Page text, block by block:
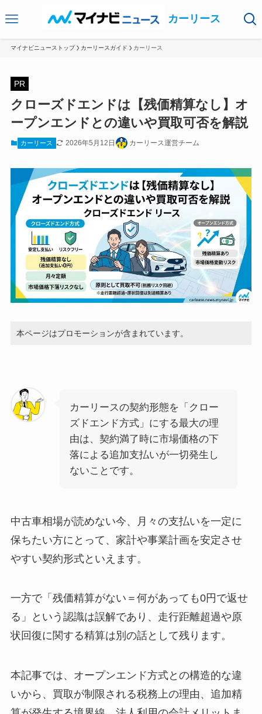
カーリース
マイナビニューストップ カーリースガイド カーリース
PR
クローズドエンドは【残価精算なし】オ
ープンエンドとの違いや買取可否を解説
カーリース 2026年5月12日 カーリース運営チーム
本ページはプロモーションが含まれています。
カーリースの契約形態を「クロー
ズドエンド方式」にする最大の理
由は、契約満了時に市場価格の下
落による追加支払いが一切発生し
ないことです。
中古車相場が読めない今、月々の支払いを一定に
保ちたい方にとって、家計や事業計画を安定させ
やすい契約形式といえます。
一方で「残価精算がない＝何があっても0円で返せ
る」という認識は誤解であり、走行距離超過や原
状回復に関する精算は別の話として残ります。
本記事では、オープンエンド方式との構造的な違
いから、買取が制限される税務上の理由、追加精